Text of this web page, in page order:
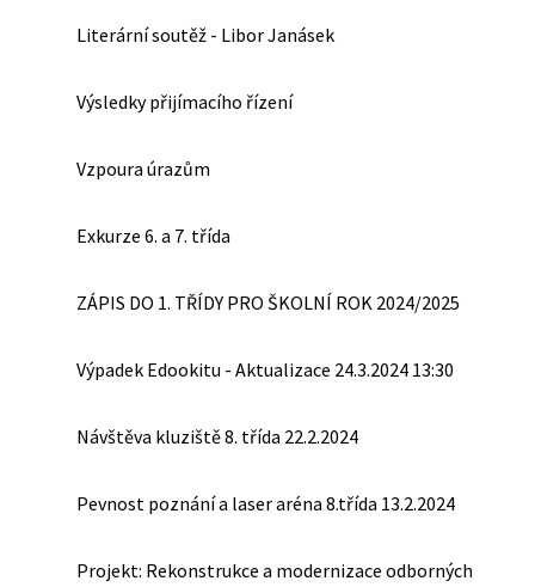
Literární soutěž - Libor Janásek
Výsledky přijímacího řízení
Vzpoura úrazům
Exkurze 6. a 7. třída
ZÁPIS DO 1. TŘÍDY PRO ŠKOLNÍ ROK 2024/2025
Výpadek Edookitu - Aktualizace 24.3.2024 13:30
Návštěva kluziště 8. třída 22.2.2024
Pevnost poznání a laser aréna 8.třída 13.2.2024
Projekt: Rekonstrukce a modernizace odborných